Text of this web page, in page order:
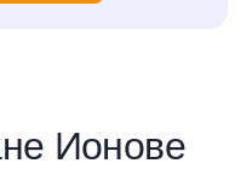
Ионове